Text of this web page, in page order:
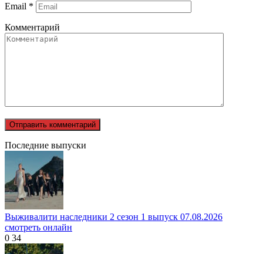
Email *
Комментарий
Последние выпуски
Выживалити наследники 2 сезон 1 выпуск 07.08.2026
смотреть онлайн
0 34